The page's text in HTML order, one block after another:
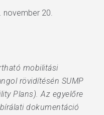
november 20.
mobilitási
rövidítésén SUMP
Plans). Az egyelőre
dokumentáció